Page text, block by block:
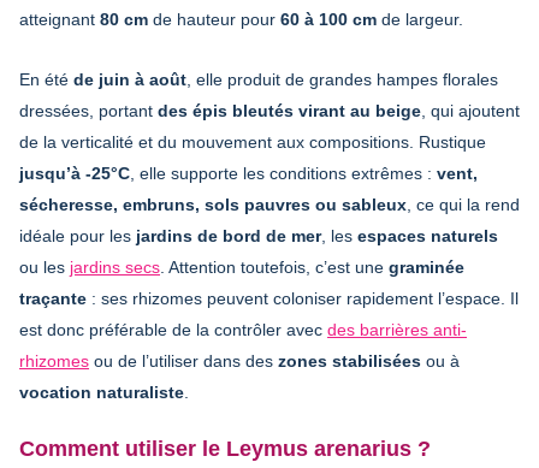
atteignant 80 cm de hauteur pour 60 à 100 cm de largeur.
En été de juin à août , elle produit de grandes hampes florales
dressées, portant des épis bleutés virant au beige , qui ajoutent
de la verticalité et du mouvement aux compositions. Rustique
jusqu’à -25°C , elle supporte les conditions extrêmes : vent,
sécheresse, embruns, sols pauvres ou sableux , ce qui la rend
idéale pour les jardins de bord de mer, les espaces naturels
ou les jardins secs . Attention toutefois, c’est une graminée
traçante : ses rhizomes peuvent coloniser rapidement l’espace. Il
est donc préférable de la contrôler avec des barrières anti-
rhizomes ou de l’utiliser dans des zones stabilisées ou à
vocation naturaliste
Comment utiliser le Leymus arenarius ?